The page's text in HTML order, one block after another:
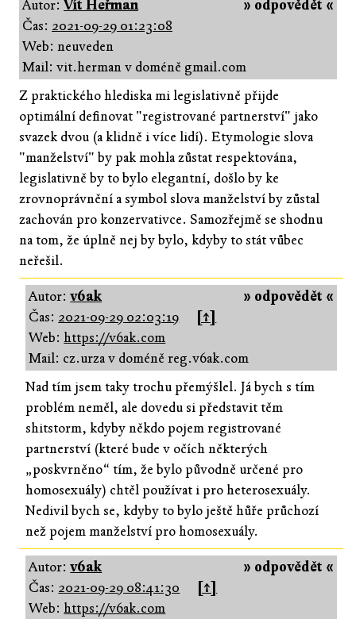
» odpovědět «
Autor:Vít Heřman
Čas: 2021-09-29 01:23:08
Web: neuveden
Mail: vit.herman v doméně gmail.com
Z praktického hlediska mi legislativně přijde
optimální definovat "registrované partnerství" jako
svazek dvou (a klidně i více lidí). Etymologie slova
"manželství" by pak mohla zůstat respektována,
legislativně by to bylo elegantní, došlo by ke
zrovnoprávnění a symbol slova manželství by zůstal
zachován pro konzervativce. Samozřejmě se shodnu
na tom, že úplně nej by bylo, kdyby to stát vůbec
neřešil.
» odpovědět «
Autor:v6ak
Čas: 2021-09-29 02:03:19
[↑]
Web:https://v6ak.com
Mail: cz.urza v doméně reg.v6ak.com
Nad tím jsem taky trochu přemýšlel. Já bych s tím
problém neměl, ale dovedu si představit těm
shitstorm, kdyby někdo pojem registrované
partnerství (které bude v očích některých
„poskvrněno“ tím, že bylo původně určené pro
homosexuály) chtěl používat i pro heterosexuály.
Nedivil bych se, kdyby to bylo ještě hůře průchozí
než pojem manželství pro homosexuály.
» odpovědět «
Autor:v6ak
Čas: 2021-09-29 08:41:30
[↑]
Web:https://v6ak.com